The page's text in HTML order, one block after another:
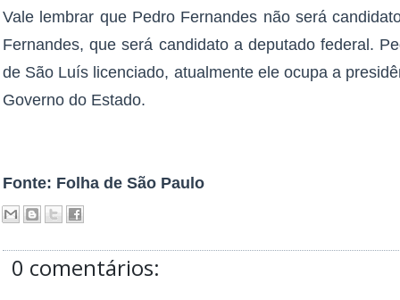
Vale lembrar que Pedro Fernandes não será
Fernandes, que será candidato a deputado federal.
de São Luís licenciado, atualmente ele ocupa a
Governo do Estado.
Fonte: Folha de São Paulo
0 comentários: